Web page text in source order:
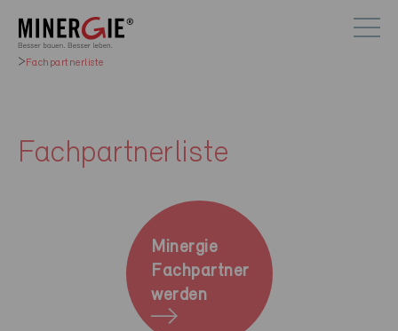
Fachpartnerliste
Fachpartnerliste
Minergie
Fachpartner
werden